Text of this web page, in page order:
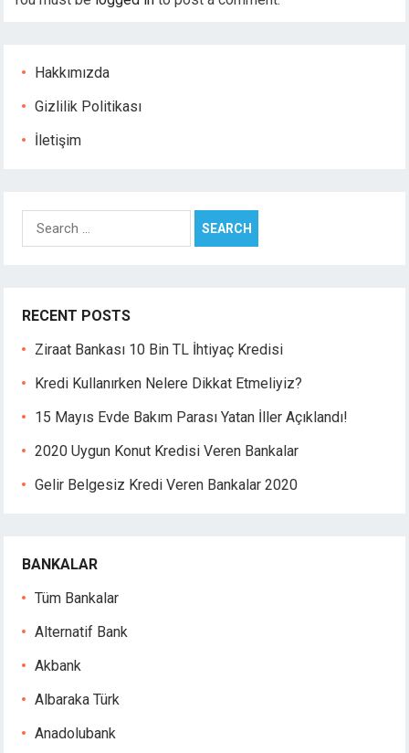
panel
satın al
Panel
Panel
Panel
Panel
panel
panel
panel
bonusu
bonusu
bonusu
youtube mp3 downloader
Hakkımızda
Gizlilik Politikası
İletişim
Search
for:
RECENT POSTS
Ziraat Bankası 10 Bin TL İhtiyaç Kredisi
Kredi Kullanırken Nelere Dikkat Etmeliyiz?
15 Mayıs Evde Bakım Parası Yatan İller Açıklandı!
2020 Uygun Konut Kredisi Veren Bankalar
Gelir Belgesiz Kredi Veren Bankalar 2020
BANKALAR
Tüm Bankalar
Alternatif Bank
Akbank
Albaraka Türk
Anadolubank